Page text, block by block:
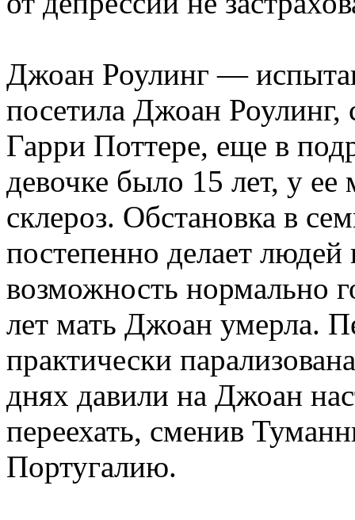
Джоан Роулинг —
посетила Джоан Роулинг,
Гарри Поттере, еще в
девочке было 15 лет, у
склероз. Обстановка в
постепенно делает
возможность нормально
лет мать Джоан умерла.
практически
днях давили на Джоан
переехать, сменив
Португалию.